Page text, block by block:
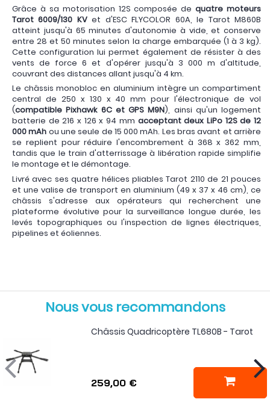
Grâce à sa motorisation 12S composée dequatre moteurs
Tarot 6009/130 KVet d'ESC FLYCOLOR 60A, le Tarot M860B
atteint jusqu'à 65 minutes d'autonomie à vide, et conserve
entre 28 et 50 minutes selon la charge embarquée (1 à 3 kg).
Cette configuration lui permet également de résister à des
vents de force 6 et d'opérer jusqu'à 3 000 m d'altitude,
couvrant des distances allant jusqu'à 4 km.
Le châssis monobloc en aluminium intègre un compartiment
central de 250 x 130 x 40 mm pour l'électronique de vol
(compatible Pixhawk 6C et GPS M9N), ainsi qu'un logement
batterie de 216 x 126 x 94 mm acceptant deux LiPo 12S de 12
000 mAh ou une seule de 15 000 mAh. Les bras avant et arrière
se replient pour réduire l'encombrement à 368 x 362 mm,
tandis que le train d'atterrissage à libération rapide simplifie
le montage et le démontage.
Livré avec ses quatre hélices pliables Tarot 2110 de 21 pouces
et une valise de transport en aluminium (49 x 37 x 46 cm), ce
châssis s'adresse aux opérateurs qui recherchent une
plateforme évolutive pour la surveillance longue durée, les
levés topographiques ou l'inspection de lignes électriques,
pipelines et éoliennes.
Nous vous recommandons
Châssis Quadricoptère TL680B - Tarot
259,00 €